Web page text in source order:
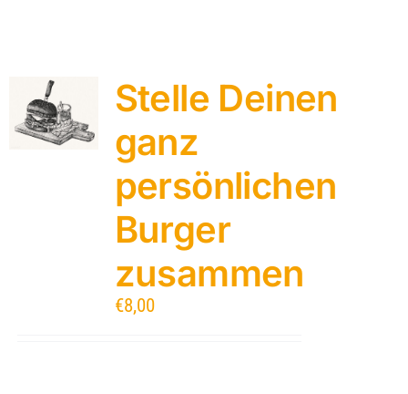
Stelle Deinen
ganz
persönlichen
Burger
zusammen
€8,00